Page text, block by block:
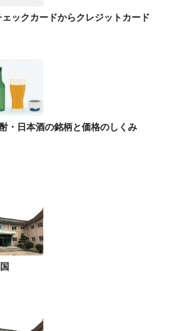
ックカードからクレジットカード
・日本酒の銘柄と価格のしくみ